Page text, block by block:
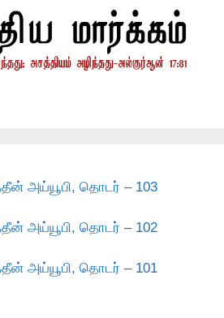
அய்யூபி, தொடர் – 103
அய்யூபி, தொடர் – 102
அய்யூபி, தொடர் – 101